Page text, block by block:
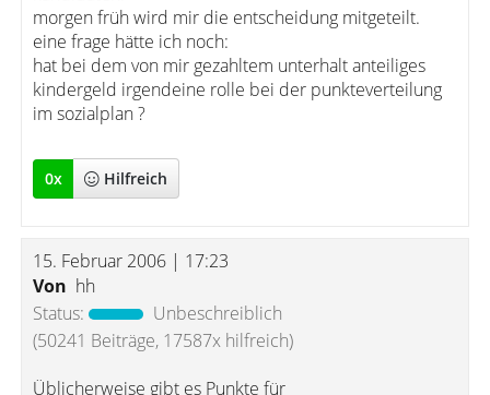
morgen früh wird mir die entscheidung mitgeteilt.
eine frage hätte ich noch:
hat bei dem von mir gezahltem unterhalt anteiliges
kindergeld irgendeine rolle bei der punkteverteilung
im sozialplan ?
0x Hilfreich
15. Februar 2006 | 17:23
Von hh
Status:
Unbeschreiblich
(50241 Beiträge, 17587x hilfreich)
Üblicherweise gibt es Punkte für